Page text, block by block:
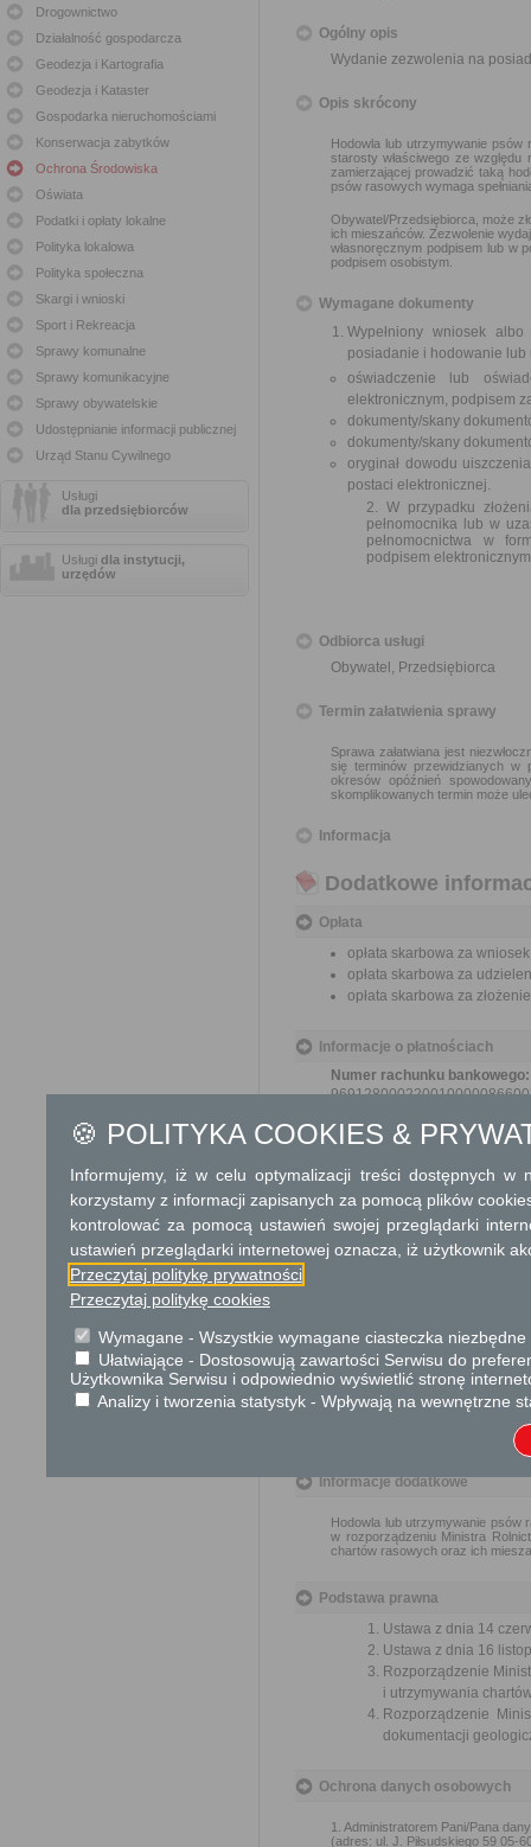
Drogownictwo
Działalność gospodarcza
Geodezja i Kartografia
Geodezja i Kataster
Gospodarka nieruchomościami
Konserwacja zabytków
Ochrona Środowiska
Oświata
Podatki i opłaty lokalne
Polityka lokalowa
Polityka społeczna
Skargi i wnioski
Sport i Rekreacja
Sprawy komunalne
Sprawy komunikacyjne
Sprawy obywatelskie
Udostępnianie informacji publicznej
Urząd Stanu Cywilnego
Usługi
dla przedsiębiorców
Usługi dla instytucji,
urzędów
Ogólny opis
Wydanie zezwolenia na
Opis skrócony
Hodowla lub utrzymywanie
starosty właściwego ze
zamierzającej prowadzić taką
psów rasowych wymaga
Obywatel/Przedsiębiorca, może
ich mieszańców. Zezwolenie
własnoręcznym podpisem lub w
podpisem osobistym.
Wymagane dokumenty
Wypełniony wniosek
posiadanie i hodowanie lub
oświadczenie lub
elektronicznym, podpisem
dokumenty/skany
dokumenty/skany
oryginał dowodu
postaci elektronicznej.
2. W przypadku
pełnomocnika lub w
pełnomocnictwa w
podpisem
Odbiorca usługi
Obywatel, Przedsiębiorca
Termin załatwienia sprawy
Sprawa załatwiana jest
się terminów przewidzianych w
okresów opóźnień
skomplikowanych termin może
Informacja
Dodatkowe
Opłata
opłata skarbowa za
opłata skarbowa za
opłata skarbowa za
Informacje o płatnościach
Numer rachunku bankowego:
Powiat Grójecki
Tryb odwoławczy
Od decyzji udzielającej
odwołanie do właściwego
terminie 14 dni od daty jej
Przedmiotem skargi może być
naruszenie praworządności lub
Przedmiotem wniosku mogą
zapobieganie nadużyciom,
Organ właściwy dla załatwienia
Informacje dodatkowe
Hodowla lub utrzymywanie psów
w rozporządzeniu Ministra
chartów rasowych oraz ich
Podstawa prawna
Ustawa z dnia 14
Ustawa z dnia 16
Rozporządzenie
i utrzymywania
Rozporządzenie
dokumentacji
Ochrona danych osobowych
1. Administratorem Pani/Pana
(adres: ul. J. Piłsudskiego 59 05-
🍪 POLITYKA COOKIES &
Informujemy, iż w celu optymalizacji treści dostępnych w
korzystamy z informacji zapisanych za pomocą plików
kontrolować za pomocą ustawień swojej przeglądarki
ustawień przeglądarki internetowej oznacza, iż użytkownik
Przeczytaj politykę prywatności
Przeczytaj politykę cookies
Wymagane - Wszystkie wymagane ciasteczka
Ułatwiające - Dostosowują zawartości Serwisu do
Użytkownika Serwisu i odpowiednio wyświetlić stronę
Analizy i tworzenia statystyk - Wpływają na wewnętrzne